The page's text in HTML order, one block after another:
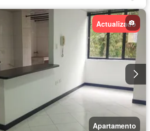
Actualizado
Apartamento